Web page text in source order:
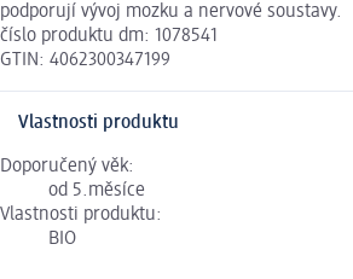
podporují vývoj mozku a nervové soustavy.
číslo produktu dm: 1078541
GTIN: 4062300347199
Vlastnosti produktu
Doporučený věk:
od 5.měsíce
Vlastnosti produktu:
BIO